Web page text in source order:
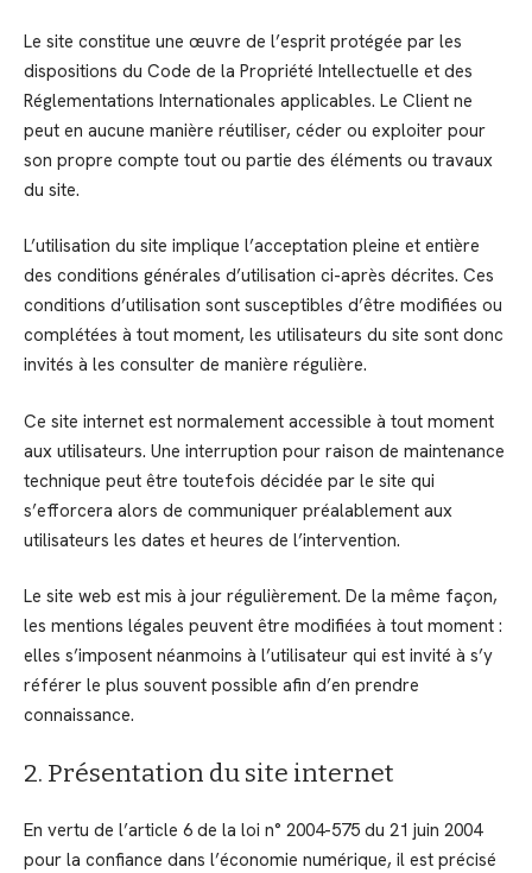
Le site constitue une œuvre de l’esprit protégée par les
dispositions du Code de la Propriété Intellectuelle et des
Réglementations Internationales applicables. Le Client ne
peut en aucune manière réutiliser, céder ou exploiter pour
son propre compte tout ou partie des éléments ou travaux
du site.
L’utilisation du site implique l’acceptation pleine et entière
des conditions générales d’utilisation ci-après décrites. Ces
conditions d’utilisation sont susceptibles d’être modifiées ou
complétées à tout moment, les utilisateurs du site sont donc
invités à les consulter de manière régulière.
Ce site internet est normalement accessible à tout moment
aux utilisateurs. Une interruption pour raison de maintenance
technique peut être toutefois décidée par le site qui
s’efforcera alors de communiquer préalablement aux
utilisateurs les dates et heures de l’intervention.
Le site web est mis à jour régulièrement. De la même façon,
les mentions légales peuvent être modifiées à tout moment :
elles s’imposent néanmoins à l’utilisateur qui est invité à s’y
référer le plus souvent possible afin d’en prendre
connaissance.
2. Présentation du site internet
En vertu de l’article 6 de la loi n° 2004-575 du 21 juin 2004
pour la confiance dans l’économie numérique, il est précisé